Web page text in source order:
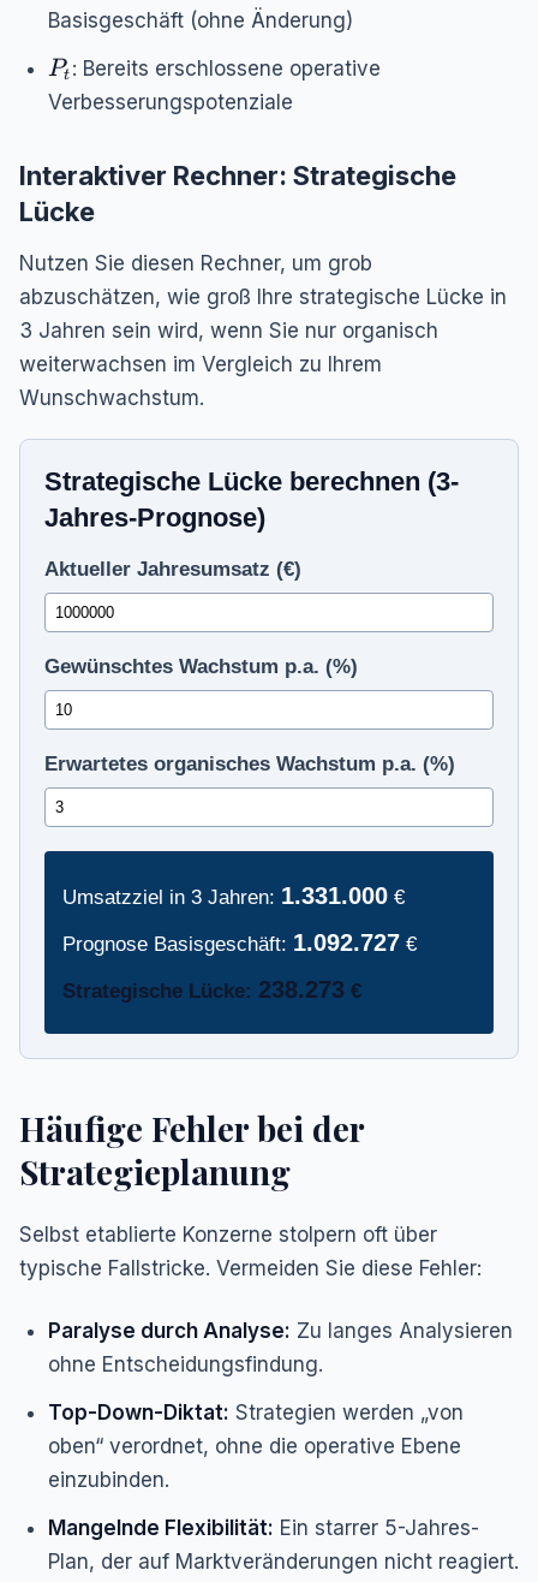
Basisgeschäft (ohne Änderung)
P_{t}
Pt : Bereits erschlossene operative
Verbesserungspotenziale
Interaktiver Rechner: Strategische
Lücke
Nutzen Sie diesen Rechner, um grob
abzuschätzen, wie groß Ihre strategische Lücke in
3 Jahren sein wird, wenn Sie nur organisch
weiterwachsen im Vergleich zu Ihrem
Wunschwachstum.
Strategische Lücke berechnen (3-
Jahres-Prognose)
Aktueller Jahresumsatz (€)
Gewünschtes Wachstum p.a. (%)
Erwartetes organisches Wachstum p.a. (%)
Umsatzziel in 3 Jahren: 1.331.000 €
Prognose Basisgeschäft: 1.092.727 €
Strategische Lücke: 238.273 €
Häufige Fehler bei der
Strategieplanung
Selbst etablierte Konzerne stolpern oft über
typische Fallstricke. Vermeiden Sie diese Fehler:
Paralyse durch Analyse: Zu langes Analysieren
ohne Entscheidungsfindung.
Top-Down-Diktat: Strategien werden „von
oben“ verordnet, ohne die operative Ebene
einzubinden.
Mangelnde Flexibilität: Ein starrer 5-Jahres-
Plan, der auf Marktveränderungen nicht reagiert.